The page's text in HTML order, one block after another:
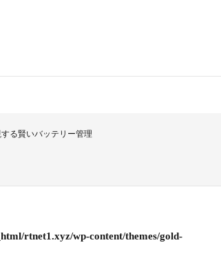
る賢いバッテリー管理
rtnet1.xyz/wp-content/themes/gold-